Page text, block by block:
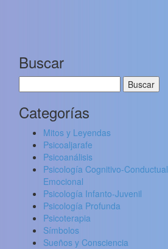
Buscar
Categorías
Mitos y Leyendas
Psicoaljarafe
Psicoanálisis
Psicología Cognitivo-
Emocional
Psicología Infanto-Juvenil
Psicología Profunda
Psicoterapia
Símbolos
Sueños y Consciencia